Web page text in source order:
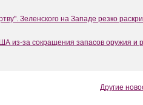
Зеленского на Западе резко
из-за сокращения запасов оружия и
Другие